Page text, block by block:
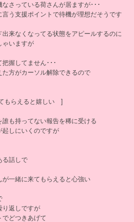
さっている荷さんが居ますが･･･
う支援ポイントで待機が理想だそうです
来なくなってる状態をアピールするのに
ゃいますが
握してません･･･
方がカーソル解除できるので
もらえると嬉しい ]
も持ってない報告を稀に受ける
起しにいくのですが
る話しで
一緒に来てもらえると心強い
り返しですが
でどつきあげて